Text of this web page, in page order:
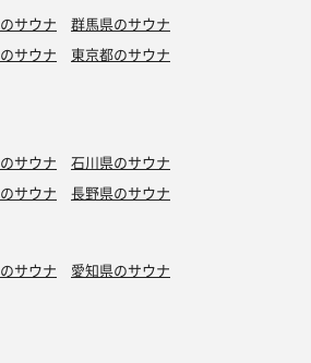
サウナ
群馬県のサウナ
サウナ
東京都のサウナ
サウナ
石川県のサウナ
サウナ 長野県のサウナ
サウナ
愛知県のサウナ